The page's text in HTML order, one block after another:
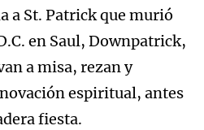
a St. Patrick que murió
en Saul, Downpatrick,
a misa, rezan y
espiritual, antes
fiesta.